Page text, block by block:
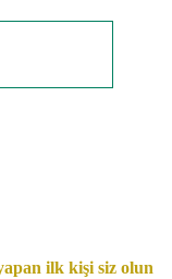
ilk kişi siz olun